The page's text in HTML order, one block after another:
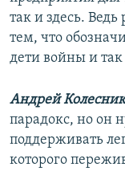
так и здесь.
тем, что
дети войны и так
Андрей
парадокс, но он
поддерживать
которого